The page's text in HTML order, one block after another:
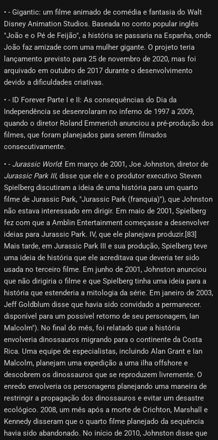
• - Gigantic: um filme animado de comédia e fantasia do Walt
Disney Animation Studios. Baseada no conto popular inglês
"João e o Pé de Feijão", a história se passaria na Espanha, onde
João faz amizade com uma mulher gigante. O projeto teria
lançamento previsto para 25 de novembro de 2020, mas foi
arquivado em outubro de 2017 durante o desenvolvimento
devido a dificuldades criativas.
• - ID Forever Parte I e II: As consequências do Dia da
Independência se desenrolaram no inferno de 1997 a 2009,
quando o diretor Roland Emmerich anunciou a pré-produção dos
filmes, que foram planejados para serem filmados
consecutivamente.
• - Jurassic World: Em março de 2001, Joe Johnston, diretor de
Jurassic Park III, disse que ele e o produtor executivo Steven
Spielberg discutiram a ideia de uma história para um quarto
filme de Jurassic Park, "Jurassic Park (franquia)"), que Johnston
não estava interessado em dirigir. Em maio de 2001, Spielberg
fez com que a Amblin Entertainment começasse a desenvolver
ideias para Jurassic Park. IV, que ele planejava produzir.[83]
Mais tarde, em Jurassic Park III e sua produção, Spielberg teve
uma ideia de história que ele acreditava que deveria ter sido
usada no terceiro filme. Em junho de 2001, Johnston anunciou
que não dirigiria o filme e que Spielberg tinha uma ideia para a
história que estenderia a mitologia da série. Em janeiro de 2003,
Jeff Goldblum disse que havia sido convidado a permanecer.
disponível para um possível retorno de seu personagem, Ian
Malcolm"). No final do mês, foi relatado que a história
envolveria dinossauros migrando para o continente da Costa
Rica. Uma equipe de especialistas, incluindo Alan Grant e Ian
Malcolm, planejam uma expedição a uma ilha offshore e
descobrem os dinossauros que se reproduzem livremente. O
enredo envolveria os personagens planejando uma maneira de
restringir a propagação dos dinossauros e evitar um desastre
ecológico. 2008, um mês após a morte de Crichton, Marshall e
Kennedy disseram que o quarto filme planejado da sequência
havia sido abandonado. No início de 2010, Johnston disse que